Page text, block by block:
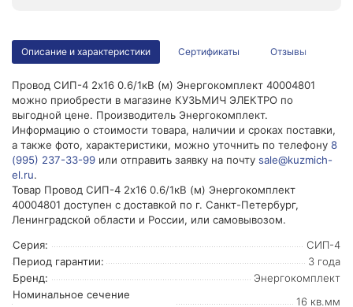
Описание и характеристики Сертификаты Отзывы
Провод СИП-4 2х16 0.6/1кВ (м) Энергокомплект 40004801
можно приобрести в магазине КУЗЬМИЧ ЭЛЕКТРО по
выгодной цене. Производитель Энергокомплект.
Информацию о стоимости товара, наличии и сроках поставки,
а также фото, характеристики, можно уточнить по телефону 8
(995) 237-33-99 или отправить заявку на почту sale@kuzmich-
el.ru.
Товар Провод СИП-4 2х16 0.6/1кВ (м) Энергокомплект
40004801 доступен с доставкой по г. Санкт-Петербург,
Ленинградской области и России, или самовывозом.
Серия:
СИП-4
Период гарантии:
3 года
Бренд:
Энергокомплект
Номинальное сечение
16 кв.мм